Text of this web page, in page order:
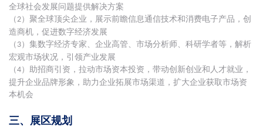
全球社会发展问题提供解决方案
（2）聚全球顶尖企业，展示前瞻信息通信技术和消费电子产品，创
造商机，促进数字经济发展
（ 3）集数字经济专家、企业高管、市场分析师、科研学者等，解析
宏观市场状况，引领产业发展
（4）助招商引资，拉动市场资本投资，带动创新创业和人才就业，
提升企业品牌形象，助力企业拓展市场渠道，扩大企业获取市场资
本机会
三、展区规划